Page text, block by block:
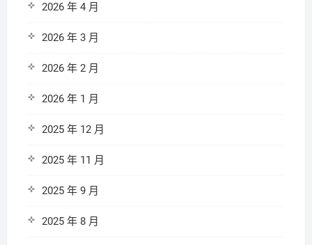
2026 年 4 月
2026 年 3 月
2026 年 2 月
2026 年 1 月
2025 年 12 月
2025 年 11 月
2025 年 9 月
2025 年 8 月